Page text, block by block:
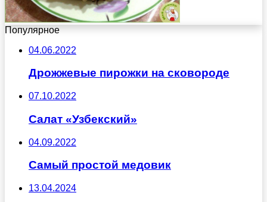
Популярное
04.06.2022
Дрожжевые пирожки на сковороде
07.10.2022
Салат «Узбекский»
04.09.2022
Самый простой медовик
13.04.2024